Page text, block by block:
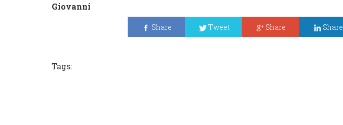
Giovanni
Share Tweet Share Share
Tags: